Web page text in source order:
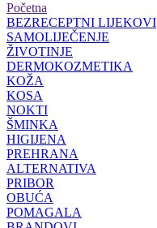
Početna
BEZRECEPTNI LIJEKOVI
SAMOLIJEČENJE
ŽIVOTINJE
DERMOKOZMETIKA
KOŽA
KOSA
NOKTI
ŠMINKA
HIGIJENA
PREHRANA
ALTERNATIVA
PRIBOR
OBUĆA
POMAGALA